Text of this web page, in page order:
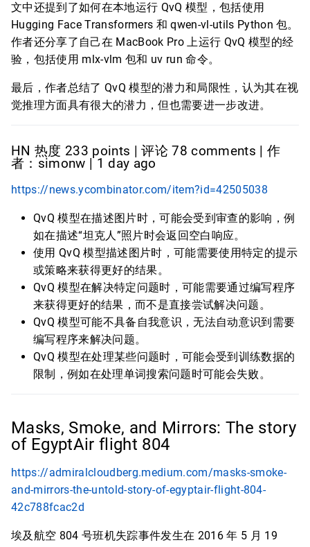
文中还提到了如何在本地运行 QvQ 模型，包括使用
Hugging Face Transformers 和 qwen-vl-utils Python 包。
作者还分享了自己在 MacBook Pro 上运行 QvQ 模型的经
验，包括使用 mlx-vlm 包和 uv run 命令。
最后，作者总结了 QvQ 模型的潜力和局限性，认为其在视
觉推理方面具有很大的潜力，但也需要进一步改进。
HN 热度 233 points | 评论 78 comments | 作
者：simonw | 1 day ago
https://news.ycombinator.com/item?id=42505038
QvQ 模型在描述图片时，可能会受到审查的影响，例
如在描述“坦克人”照片时会返回空白响应。
使用 QvQ 模型描述图片时，可能需要使用特定的提示
或策略来获得更好的结果。
QvQ 模型在解决特定问题时，可能需要通过编写程序
来获得更好的结果，而不是直接尝试解决问题。
QvQ 模型可能不具备自我意识，无法自动意识到需要
编写程序来解决问题。
QvQ 模型在处理某些问题时，可能会受到训练数据的
限制，例如在处理单词搜索问题时可能会失败。
Masks, Smoke, and Mirrors: The story
of EgyptAir flight 804
https://admiralcloudberg.medium.com/masks-smoke-
and-mirrors-the-untold-story-of-egyptair-flight-804-
42c788fcac2d
埃及航空 804 号班机失踪事件发生在 2016 年 5 月 19